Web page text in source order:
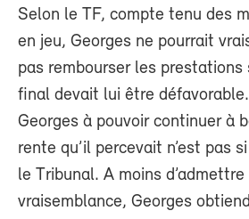
Selon le TF, compte tenu des
en jeu, Georges ne pourrait
pas rembourser les prestations
final devait lui être
Georges à pouvoir continuer à
rente qu’il percevait n’est pas
le Tribunal. A moins
vraisemblance, Georges